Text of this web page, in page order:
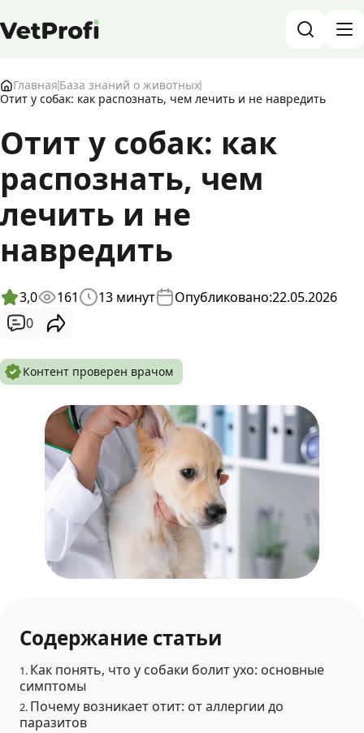
База знаний о животных и ветеринарии
Войти
Главная База знаний о животных
Отит у собак: как распознать, чем лечить и не навредить
Отит у собак: как
распознать, чем
лечить и не
навредить
3,0 161 13 минут Опубликовано:22.05.2026
0
Контент проверен врачом
Содержание статьи
1. Как понять, что у собаки болит ухо: основные
симптомы
2. Почему возникает отит: от аллергии до
паразитов